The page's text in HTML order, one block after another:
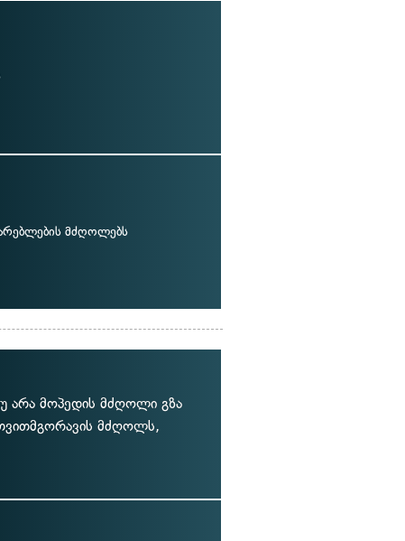
მძღოლებს
არა მოპედის მძღოლი გზა
მძღოლს,